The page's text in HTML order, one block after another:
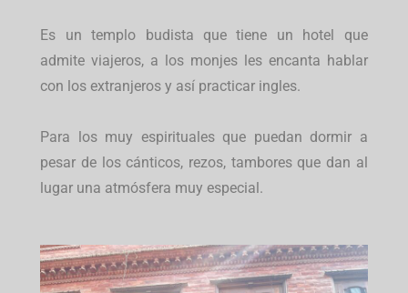
Es un templo budista que tiene un hotel que
admite viajeros, a los monjes les encanta hablar
con los extranjeros y así practicar ingles.
Para los muy espirituales que puedan dormir a
pesar de los cánticos, rezos, tambores que dan al
lugar una atmósfera muy especial.